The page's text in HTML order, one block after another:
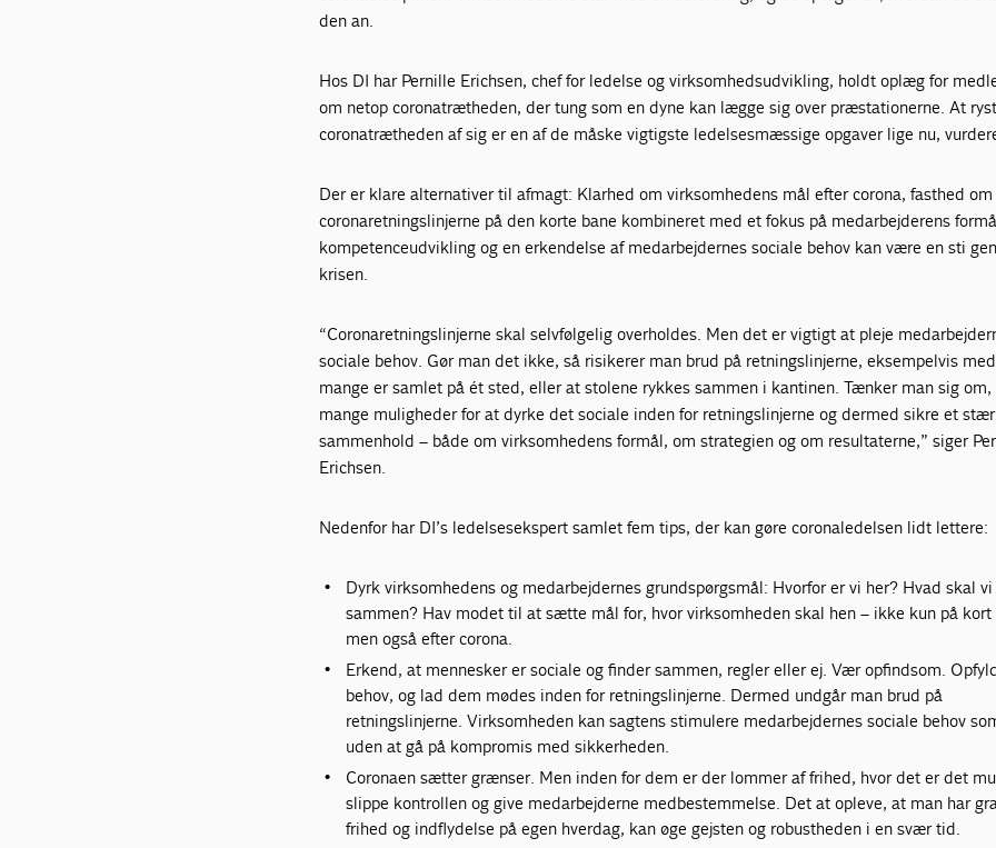
den an.
Hos DI har Pernille Erichsen, chef for ledelse og virksomhedsudvikling, holdt oplæg for
om netop coronatrætheden, der tung som en dyne kan lægge sig over præstationerne. At
coronatrætheden af sig er en af de måske vigtigste ledelsesmæssige opgaver lige nu,
Der er klare alternativer til afmagt: Klarhed om virksomhedens mål efter corona, fasthed om
coronaretningslinjerne på den korte bane kombineret med et fokus på medarbejderens
kompetenceudvikling og en erkendelse af medarbejdernes sociale behov kan være en sti
krisen.
“Coronaretningslinjerne skal selvfølgelig overholdes. Men det er vigtigt at pleje
sociale behov. Gør man det ikke, så risikerer man brud på retningslinjerne, eksempelvis
mange er samlet på ét sted, eller at stolene rykkes sammen i kantinen. Tænker man sig om,
mange muligheder for at dyrke det sociale inden for retningslinjerne og dermed sikre et
sammenhold – både om virksomhedens formål, om strategien og om resultaterne,” siger
Erichsen.
Nedenfor har DI’s ledelsesekspert samlet fem tips, der kan gøre coronaledelsen lidt lettere:
Dyrk virksomhedens og medarbejdernes grundspørgsmål: Hvorfor er vi her? Hvad skal
sammen? Hav modet til at sætte mål for, hvor virksomheden skal hen – ikke kun på kort
men også efter corona.
Erkend, at mennesker er sociale og finder sammen, regler eller ej. Vær opfindsom.
behov, og lad dem mødes inden for retningslinjerne. Dermed undgår man brud på
retningslinjerne. Virksomheden kan sagtens stimulere medarbejdernes sociale behov
uden at gå på kompromis med sikkerheden.
Coronaen sætter grænser. Men inden for dem er der lommer af frihed, hvor det er det
slippe kontrollen og give medarbejderne medbestemmelse. Det at opleve, at man har
frihed og indflydelse på egen hverdag, kan øge gejsten og robustheden i en svær tid.